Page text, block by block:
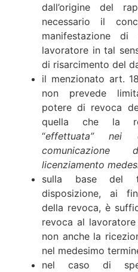
dall’origine del
necessario il
manifestazione
lavoratore in tal
di risarcimento del
il menzionato art.
non prevede
potere di revoca
quella che la
“effettuata” nei
comunicazione
licenziamento
sulla base del
disposizione, ai
della revoca, è
revoca al
non anche la
nel medesimo
nel caso di